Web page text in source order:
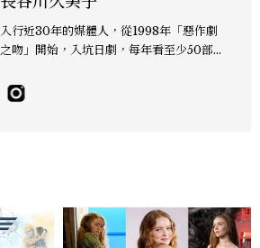
入行近30年的媒體人，從1998年「惡作劇
之吻」開始，入坑日劇，每年看至少50部
下工作，到日本生活一年的日劇愛好者。著
有「用日劇看人生轉角」。